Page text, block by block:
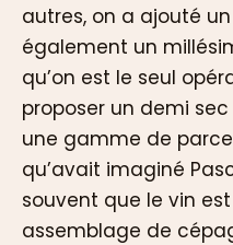
autres, on a ajouté
également un
qu’on est le seul
proposer un demi
une gamme de
qu’avait imaginé
souvent que le vin
assemblage de